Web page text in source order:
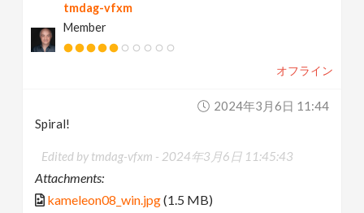
tmdag-vfxm
Member
オフライン
2024年3月6日 11:44
Spiral!
Edited by tmdag-vfxm - 2024年3月6日 11:45:43
Attachments:
kameleon08_win.jpg(1.5 MB)